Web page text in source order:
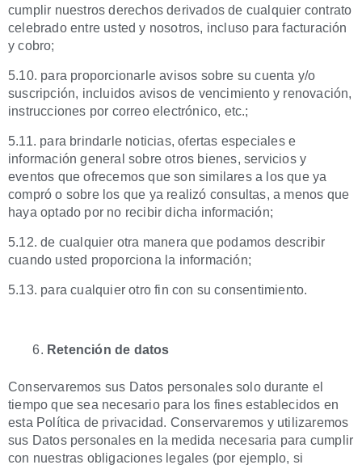
cumplir nuestros derechos derivados de cualquier contrato
celebrado entre usted y nosotros, incluso para facturación
y cobro;
5.10. para proporcionarle avisos sobre su cuenta y/o
suscripción, incluidos avisos de vencimiento y renovación,
instrucciones por correo electrónico, etc.;
5.11. para brindarle noticias, ofertas especiales e
información general sobre otros bienes, servicios y
eventos que ofrecemos que son similares a los que ya
compró o sobre los que ya realizó consultas, a menos que
haya optado por no recibir dicha información;
5.12. de cualquier otra manera que podamos describir
cuando usted proporciona la información;
5.13. para cualquier otro fin con su consentimiento.
Retención de datos
Conservaremos sus Datos personales solo durante el
tiempo que sea necesario para los fines establecidos en
esta Política de privacidad. Conservaremos y utilizaremos
sus Datos personales en la medida necesaria para cumplir
con nuestras obligaciones legales (por ejemplo, si